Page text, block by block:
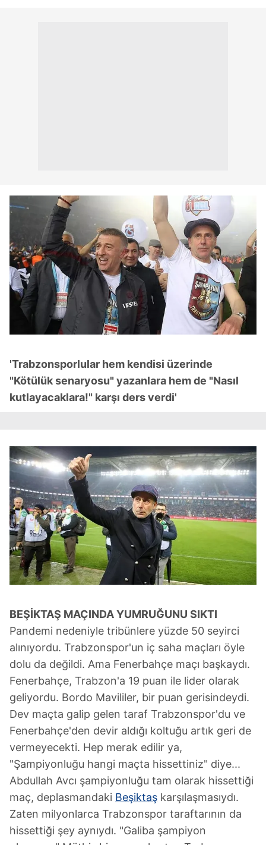
'Trabzonsporlular hem kendisi üzerinde
"Kötülük senaryosu" yazanlara hem de "Nasıl
kutlayacaklara!" karşı ders verdi'
BEŞİKTAŞ MAÇINDA YUMRUĞUNU SIKTI
Pandemi nedeniyle tribünlere yüzde 50 seyirci
alınıyordu. Trabzonspor'un iç saha maçları öyle
dolu da değildi. Ama Fenerbahçe maçı başkaydı.
Fenerbahçe, Trabzon'a 19 puan ile lider olarak
geliyordu. Bordo Mavililer, bir puan gerisindeydi.
Dev maçta galip gelen taraf Trabzonspor'du ve
Fenerbahçe'den devir aldığı koltuğu artık geri de
vermeyecekti. Hep merak edilir ya,
"Şampiyonluğu hangi maçta hissettiniz" diye...
Abdullah Avcı şampiyonluğu tam olarak hissettiği
maç, deplasmandaki Beşiktaş karşılaşmasıydı.
Zaten milyonlarca Trabzonspor taraftarının da
hissettiği şey aynıydı. "Galiba şampiyon